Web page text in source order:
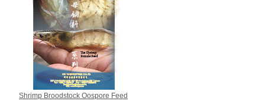
Shrimp Broodstock Oospore Feed